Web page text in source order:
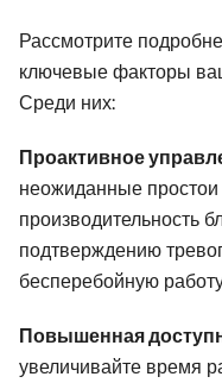
Рассмотрите
ключевые факторы
Среди них:
Проактивное
неожиданные
производительность
подтверждению
бесперебойную
Повышенная
увеличивайте время